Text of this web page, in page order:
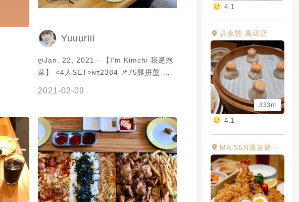
4.1
鼎泰豐 高雄店
333m
4.1
MAiSEN邁泉豬排 高雄漢神巨蛋店
Yuuuriii
ღJan. 22, 2021 - 【I'm Kimchi 我是泡
菜】 <4人SET>ɴᴛ2384 📌75雞拼盤 📌
食 #我是泡菜 #Taiwan #Kaohsiung
#Zuoying #Kaohsiungfood #ImKimchi
#Instagram #Instasize
2021-02-09